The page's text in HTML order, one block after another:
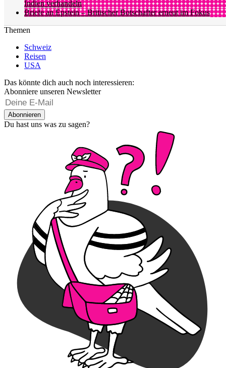
Indien verhandeln
Briefe an Epstein – Britischer Botschafter erneut im Fokus
Themen
Schweiz
Reisen
USA
Das könnte dich auch noch interessieren:
Abonniere unseren Newsletter
Abonnieren
Du hast uns was zu sagen?